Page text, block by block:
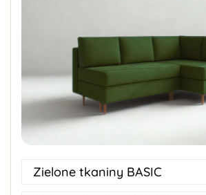
Zielone tkaniny BASIC